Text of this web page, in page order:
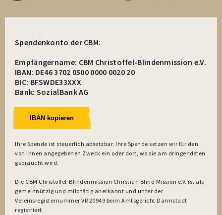
Spendenkonto der CBM:
Empfängername: CBM Christoffel-Blindenmission e.V.
IBAN: DE46 3702 0500 0000 0020 20
BIC: BFSWDE33XXX
Bank: SozialBank AG
IBAN kopieren
Ihre Spende ist steuerlich absetzbar. Ihre Spende setzen wir für den
von Ihnen angegebenen Zweck ein oder dort, wo sie am dringendsten
gebraucht wird.
Die CBM Christoffel-Blindenmission Christian Blind Mission e.V. ist als
gemeinnützig und mildtätig anerkannt und unter der
Vereinsregisternummer VR 20949 beim Amtsgericht Darmstadt
registriert.